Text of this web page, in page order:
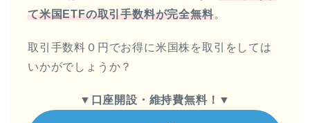
て米国ETFの取引手数料が完全無料。
取引手数料０円でお得に米国株を取引をしては
いかがでしょうか？
▼ 口座開設・維持費無料！ ▼